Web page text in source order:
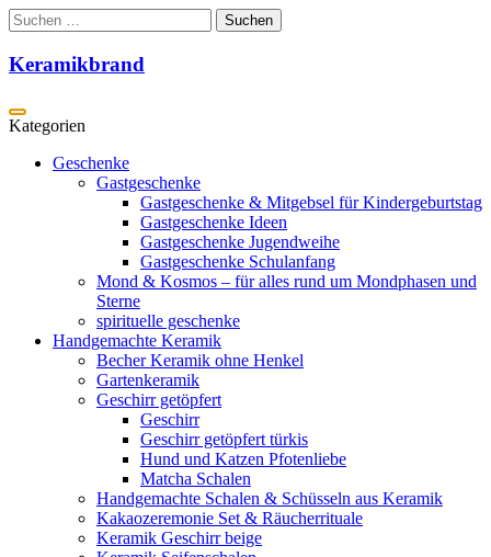
Zum
Inhalt
springen
Suchen
nach:
Keramikbrand
Geschenke
Gastgeschenke
Gastgeschenke & Mitgebsel für Kindergeburtstag
Gastgeschenke Ideen
Gastgeschenke Jugendweihe
Gastgeschenke Schulanfang
Mond & Kosmos – für alles rund um Mondphasen und
Sterne
spirituelle geschenke
Handgemachte Keramik
Becher Keramik ohne Henkel
Gartenkeramik
Geschirr getöpfert
Geschirr
Geschirr getöpfert türkis
Hund und Katzen Pfotenliebe
Matcha Schalen
Handgemachte Schalen & Schüsseln aus Keramik
Kakaozeremonie Set & Räucherrituale
Keramik Geschirr beige